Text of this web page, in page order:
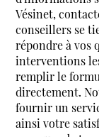
Vésinet,
conseillers se
répondre à vos
interventions
remplir le
directement.
fournir un
ainsi votre